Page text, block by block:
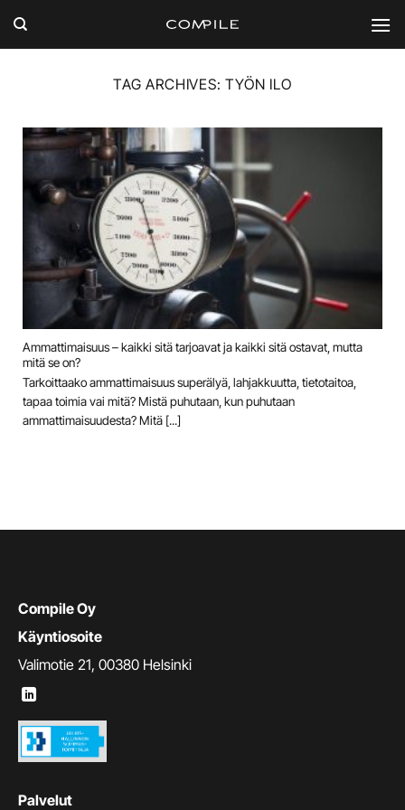
TAG ARCHIVES:TYÖN ILO
Ammattimaisuus – kaikki sitä tarjoavat ja kaikki sitä ostavat, mutta
mitä se on?
Tarkoittaako ammattimaisuus superälyä, lahjakkuutta, tietotaitoa,
tapaa toimia vai mitä? Mistä puhutaan, kun puhutaan
ammattimaisuudesta? Mitä [...]
Compile Oy
Käyntiosoite
Valimotie 21, 00380 Helsinki
Palvelut